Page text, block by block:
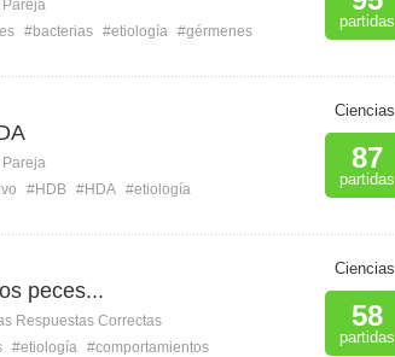
Pareja
#bacterias #etiología #gérmenes
partidas
Pareja
#HDB #HDA #etiología
Ciencias
87
partidas
peces...
Respuestas Correctas
#etiología #comportamientos
Ciencias
58
partidas